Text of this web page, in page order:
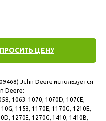
ЦЕНУ
John Deere используется
Deere:
1063, 1070, 1070D, 1070E,
1158, 1170E, 1170G, 1210E,
1270E, 1270G, 1410, 1410B,